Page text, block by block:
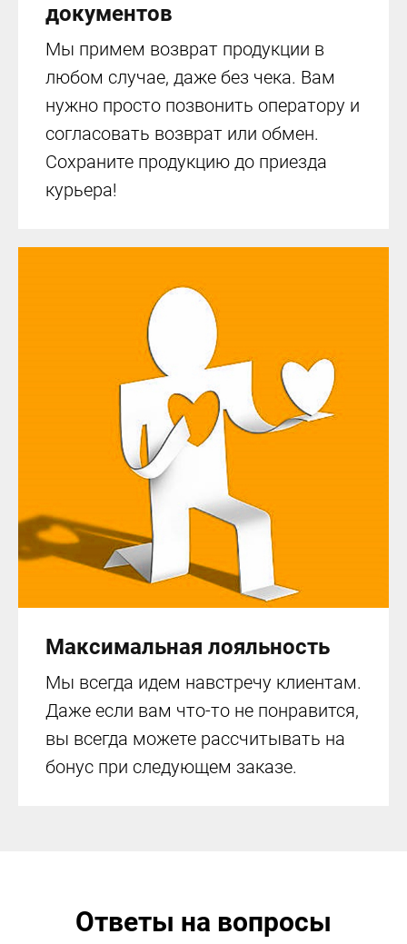
документов
Мы примем возврат продукции в
любом случае, даже без чека. Вам
нужно просто позвонить оператору и
согласовать возврат или обмен.
Сохраните продукцию до приезда
курьера!
Максимальная лояльность
Мы всегда идем навстречу клиентам.
Даже если вам что-то не понравится,
вы всегда можете рассчитывать на
бонус при следующем заказе.
Ответы на вопросы